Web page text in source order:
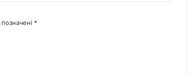
*